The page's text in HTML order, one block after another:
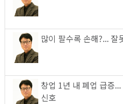
많이 팔수록 손해?... 잘
창업 1년 내 폐업 급증
신호